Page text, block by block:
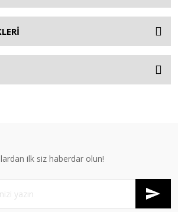
ilk siz haberdar olun!